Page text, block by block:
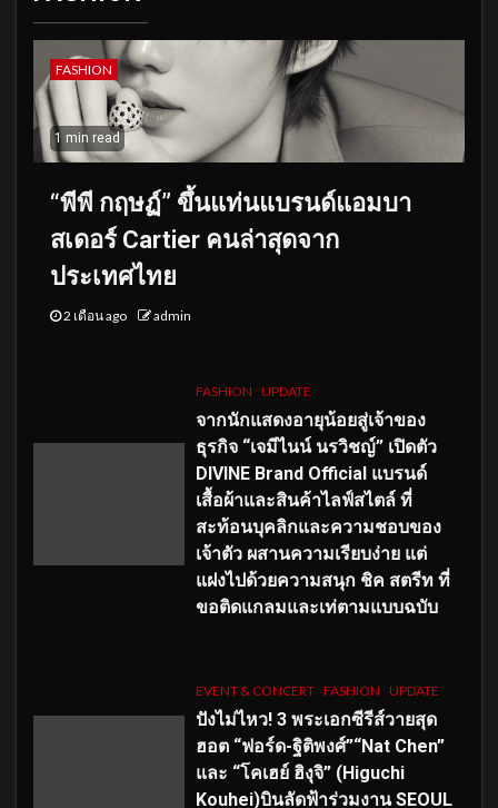
FASHION
1 min read
“พีพี กฤษฏ์” ขึ้นแท่นแบรนด์แอมบา
สเดอร์ Cartier คนล่าสุดจาก
ประเทศไทย
2 เดือน ago admin
FASHION UPDATE
จากนักแสดงอายุน้อยสู่เจ้าของ
ธุรกิจ “เจมีไนน์ นรวิชญ์” เปิดตัว
DIVINE Brand Official แบรนด์
เสื้อผ้าและสินค้าไลฟ์สไตล์ ที่
สะท้อนบุคลิกและความชอบของ
เจ้าตัว ผสานความเรียบง่าย แต่
แฝงไปด้วยความสนุก ชิค สตรีท ที่
ขอติดแกลมและเท่ตามแบบฉบับ
EVENT & CONCERT FASHION UPDATE
ปังไม่ไหว! 3 พระเอกซีรีส์วายสุด
ฮอต “ฟอร์ด-ฐิติพงศ์”“Nat Chen”
และ “โคเฮย์ ฮิงุจิ” (Higuchi
Kouhei)บินลัดฟ้าร่วมงาน SEOUL